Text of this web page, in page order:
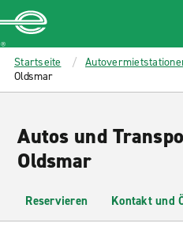
MAIN
CONTENT
Enterprise
Startseite
Oldsmar
Autos und
Oldsmar
Reservieren Kontakt und